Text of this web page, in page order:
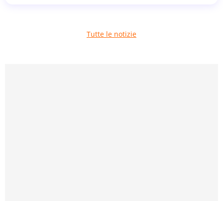
Tutte le notizie